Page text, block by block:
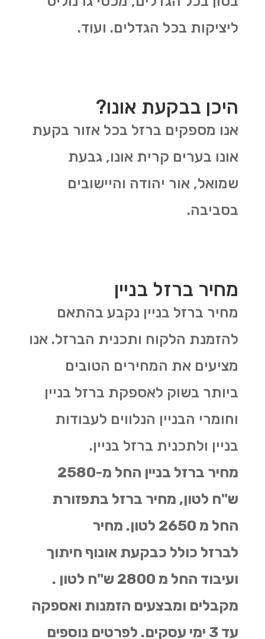
ליציקות בכל הגדלים. ועוד.
היכן בבקעת אונו?
אנו מספקים ברזל בכל אזור בקעת
אונו בערים קרית אונו, גבעת
שמואל, אור יהודה והיישובים
בסביבה.
מחיר ברזל בניין
מחיר ברזל בניין נקבע בהתאם
להזמנת הלקוח ותכנית הברזל. אנו
מציעים את המחירים הטובים
ביותר בשוק לאספקת ברזל בניין
וחומרי הבניין הנלווים לעבודות
בניין ולתכנית ברזל בניין.
ש"ח לטון, מחיר ברזל בתפזורת
החל מ 2650 לטון. מחיר
לברזל כולל כבקעת אונוף חיתוך
ועיבוד החל מ 2800 ש"ח לטון .
מקבלים ומבצעים הזמנות ואספקה
עד 3 ימי עסקים. לפרטים נוספים